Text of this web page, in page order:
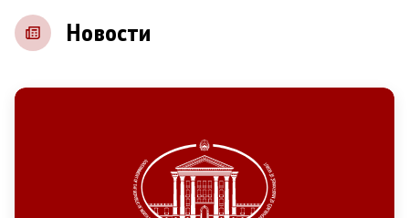
Контакт
Основање на здружение
Новости